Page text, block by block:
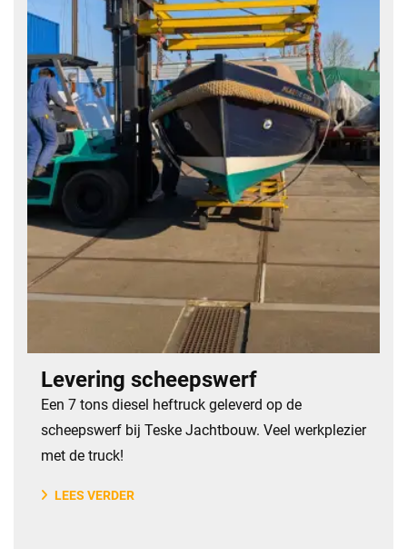
Levering scheepswerf
​Een 7 tons diesel heftruck geleverd op de
scheepswerf bij Teske Jachtbouw. Veel werkplezier
met de truck!
LEES VERDER